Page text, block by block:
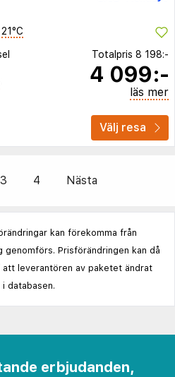
21°C
Totalpris 8 198:-
4 099:-
läs mer
Välj resa
3 4 Nästa
kan förekomma från
Prisförändringen kan då
leverantören av paketet ändrat
databasen.
erbjudanden,